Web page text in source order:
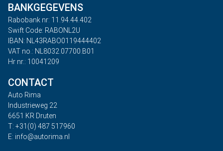
BANKGEGEVENS
Rabobank nr: 11.94.44.402
Swift Code: RABONL2U
IBAN: NL43RABO0119444402
VAT no.: NL8032.07700.B01
Hr nr.: 10041209
CONTACT
Auto Rima
Industrieweg 22
6651 KR Druten
T: +31(0) 487 517960
E: info@autorima.nl